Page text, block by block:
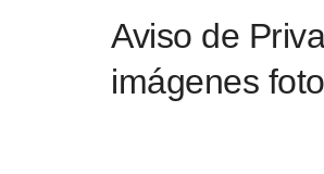
Aviso de
imágenes